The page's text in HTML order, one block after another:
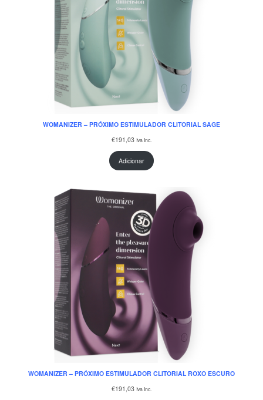
WOMANIZER – PRÓXIMO ESTIMULADOR CLITORIAL SAGE
€191,03 Iva Inc.
Adicionar
WOMANIZER – PRÓXIMO ESTIMULADOR CLITORIAL ROXO ESCURO
€191,03 Iva Inc.